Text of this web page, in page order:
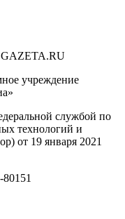
учреждение
службой по
технологий и
от 19 января 2021